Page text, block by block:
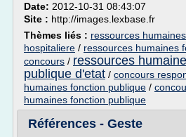
Date: 2012-10-31 08:43:07
Site : http://images.lexbase.fr
Thèmes liés : ressources
hospitaliere / ressources humaines
concours / ressources
publique d'etat / concours
humaines fonction publique /
humaines fonction publique
Références - Geste